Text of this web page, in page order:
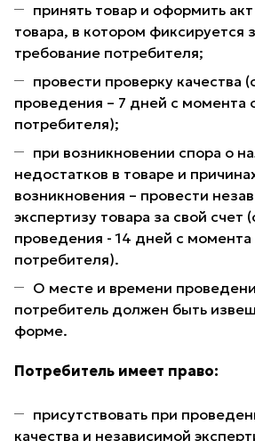
принять товар и оформить
товара, в котором фиксируется
требование потребителя;
провести проверку качества
проведения – 7 дней с момента
потребителя);
при возникновении спора о
недостатков в товаре и
возникновения – провести
экспертизу товара за свой счет
проведения - 14 дней с
потребителя).
О месте и времени
потребитель должен быть
форме.
Потребитель имеет право:
присутствовать при
качества и независимой